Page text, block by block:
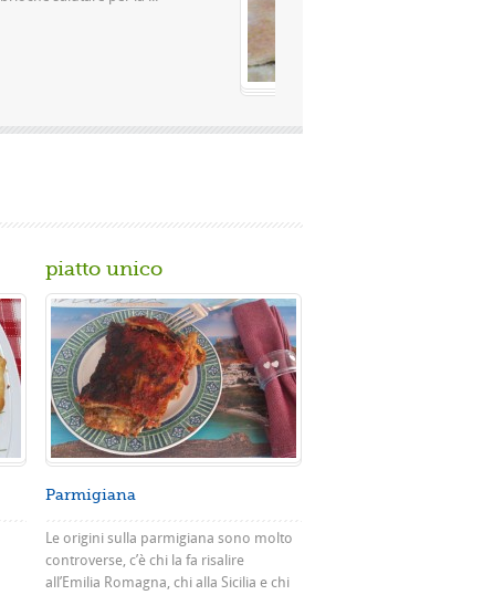
piatto unico
Parmigiana
Le origini sulla parmigiana sono molto
controverse, c’è chi la fa risalire
all’Emilia Romagna, chi alla Sicilia e chi